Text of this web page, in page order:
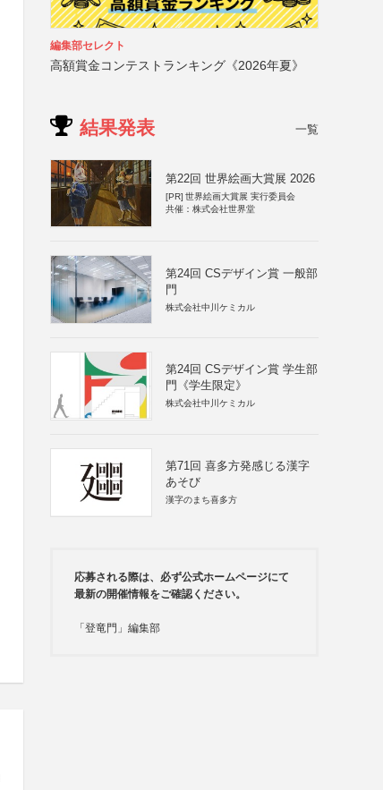
編集部セレクト
高額賞金コンテストランキング《2026年夏》
結果発表 一覧
第22回 世界絵画大賞展 2026
[PR] 世界絵画大賞展 実行委員会
共催：株式会社世界堂
第24回 CSデザイン賞 一般部
門
株式会社中川ケミカル
第24回 CSデザイン賞 学生部
門《学生限定》
株式会社中川ケミカル
第71回 喜多方発感じる漢字
あそび
漢字のまち喜多方
応募される際は、必ず公式ホームページにて
最新の開催情報をご確認ください。
「登竜門」編集部